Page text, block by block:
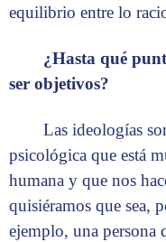
equilibrio entre lo
¿Hasta qué
ser objetivos?
Las ideologías
psicológica que está
humana y que nos
quisiéramos que sea,
ejemplo, una persona